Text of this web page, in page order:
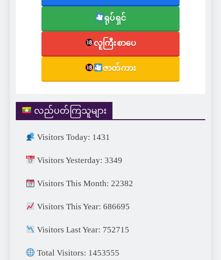
ရုပ်ရှင်
လူကြီးစာပေ
ဇာတ်ကား
လည်ပတ်ကြသူများ
Visitors Today: 1431
Visitors Yesterday: 3349
Visitors This Month: 22382
Visitors This Year: 686695
Visitors Last Year: 752715
Total Visitors: 1453555